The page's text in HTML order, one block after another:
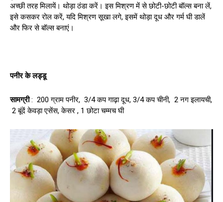
अच्छी तरह मिलायें। थोड़ा ठंडा करें। इस मिश्रण में से छोटी-छोटी बॉल्स बना लें,
इसे कसकर रोल करें, यदि मिश्रण सूखा लगे, इसमें थोड़ा दूध और गर्म घी डालें
और फिर से बॉल्स बनाएं।
पनीर के लड्डू
सामग्री: 200 ग्राम पनीर, 3/4 कप गाढ़ा दूध, 3/4 कप चीनी, 2 नग इलायची,
2 बूंदें केवड़ा एसेंस, केसर , 1 छोटा चम्मच घी